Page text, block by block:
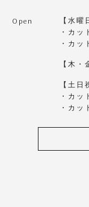
Open
【水
・カ
・カッ
【木
【土
・カ
・カッ